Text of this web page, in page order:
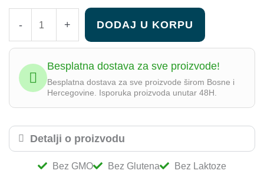
-
Retinol
noćna
krema
+ DODAJ U KORPU
Besplatna dostava za sve proizvode!
Besplatna dostava za sve proizvode širom Bosne i
Hercegovine. Isporuka proizvoda unutar 48H.
Detalji o proizvodu
Bez GMO Bez Glutena
Bez Laktoze